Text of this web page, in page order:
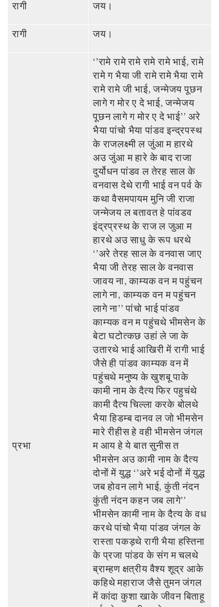
रागी जय।
रागी जय।
प्रभा
‘’रामे रामे रामे रामे रामे भाई, रामे
रामे ग भैया जी रामे रामे भैया रामे
रामे रामे जी भाई, जन्‍मेजय पूछन
लागे ग मोर ए दे भाई, जन्‍मेजय
पूछन लागे ग मोर ए दे भाई’’ अरे
भैया पांचो भैया पांडव इन्‍द्रपस्‍थ
के राजलक्ष्‍मी ल जुंआ म हारथे
अउ जुंआ म हारे के बाद राजा
दुर्योधन पांडव ल तेरह साल के
वनवास देथे रागी भाई वन पर्व के
कथा वैसमपायम मुनि जी राजा
जन्‍मेजय ल बतावत हे पांवडव
इंद्रप्रस्‍थ के राज ल जुआ म
हारथे अउ साधु के रूप धरथे
‘’अरे तेरह साल के वनवास जाए
भैया जी तेरह साल के वनवास
जावय ना, काम्‍यक वन म पहुंचन
लागे ना, काम्‍यक वन म पहुंचन
लागे ना’’ पांचो भाई पांडव
काम्‍यक वन म पहुंचथे भीमसेन के
बेटा घटोत्‍कछ उहां ले जा के
उतारथे भाई आखिरी में रागी भाई
जैसे ही पांडव काम्‍यक वन में
पहुंचथे मनुष्‍य के खुशबू पाके
कामी नाम के दैत्‍य फिर पहुचंथे
कामी दैत्‍य चिल्‍ला करके बोलथे
भैया हिडम्‍ब दानव ल जो भीमसेन
मारे रीहीस हे वही भीमसेन जंगल
म आय हे ये बात सुनीस त
भीमसेन अउ कामी नाम के दैत्‍य
दोनों में युद्ध ‘’अरे भई दोनों में युद्ध
जब होवन लागे भाई, कुंती नंदन
कुंती नंदन कहन जब लागे’’
भीमसेन कामी नाम के दैत्‍य के वध
करथे पांचो भैया पांडव जंगल के
रास्‍ता पकड़थे रागी भैया हस्तिना
के प्रजा पांडव के संग म चलथे
ब्राम्‍हण क्षत्रीय वैश्‍य शूद्र आके
कहिथे महाराज जैसे तुमन जंगल
में कांदा कुशा खाके जीवन बिताहू